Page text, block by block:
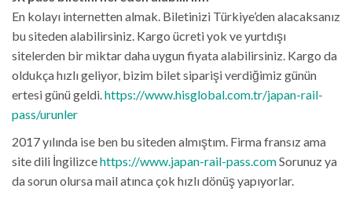
En kolayı internetten almak. Biletinizi Türkiye’den alacaksanız
bu siteden alabilirsiniz. Kargo ücreti yok ve yurtdışı
sitelerden bir miktar daha uygun fiyata alabilirsiniz. Kargo da
oldukça hızlı geliyor, bizim bilet siparişi verdiğimiz günün
ertesi günü geldi. https://www.hisglobal.com.tr/japan-rail-
pass/urunler
2017 yılında ise ben bu siteden almıştım. Firma fransız ama
site dili İngilizcehttps://www.japan-rail-pass.comSorunuz ya
da sorun olursa mail atınca çok hızlı dönüş yapıyorlar.